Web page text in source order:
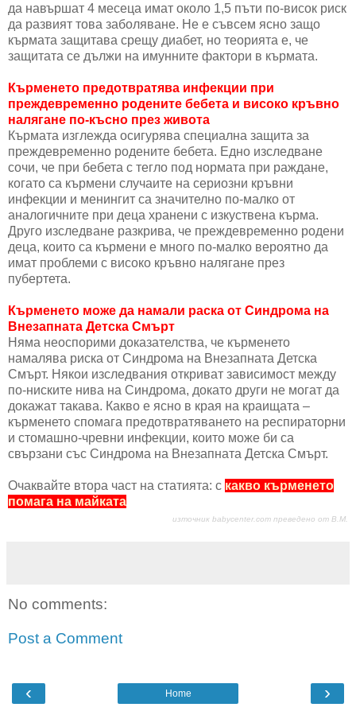
да навършат 4 месеца имат около 1,5 пъти по-висок риск
да развият това заболяване. Не е съвсем ясно защо
кърмата защитава срещу диабет, но теорията е, че
защитата се дължи на имунните фактори в кърмата.
Кърменето предотвратява инфекции при
преждевременно родените бебета и високо кръвно
налягане по-късно през живота
Кърмата изглежда осигурява специална защита за
преждевременно родените бебета. Едно изследване
сочи, че при бебета с тегло под нормата при раждане,
когато са кърмени случаите на сериозни кръвни
инфекции и менингит са значително по-малко от
аналогичните при деца хранени с изкуствена кърма.
Друго изследване разкрива, че преждевременно родени
деца, които са кърмени е много по-малко вероятно да
имат проблеми с високо кръвно налягане през
пубертета.
Кърменето може да намали раска от Синдрома на
Внезапната Детска Смърт
Няма неоспорими доказателства, че кърменето
намалява риска от Синдрома на Внезапната Детска
Смърт. Някои изследвания откриват зависимост между
по-ниските нива на Синдрома, докато други не могат да
докажат такава. Какво е ясно в края на краищата –
кърменето спомага предотвратяването на респираторни
и стомашно-чревни инфекции, които може би са
свързани със Синдрома на Внезапната Детска Смърт.
Очаквайте втора част на статията: с какво кърменето
помага на майката
източник babycenter.com преведено от В.М.
No comments:
Post a Comment
‹ ›
Home